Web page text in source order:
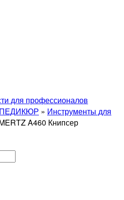
для профессионалов
» Инструменты для
A460 Книпсер